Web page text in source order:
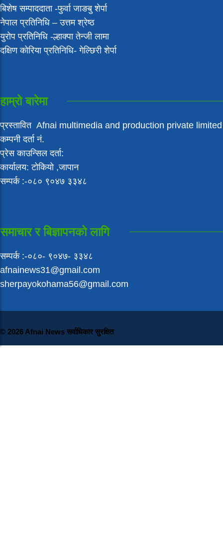
‍बिशेष सम्पाददाता -फुर्वा जा‌ङबु शेर्पा
नेपाल प्रतिनिधि – उत्तम श्रेष्ठ
युरोप प्रतिनिधि -ल्हाक्पा तेन्जी लामा
दक्षिण कोरिया प्रतिनिधि- गेल्छिरी शेर्पा
हाम्रो बारेमा
प्रस्तावित Afnai multimedia and production private limited
कम्पनी दर्ता नं.
प्रेस काउन्सिल दर्ता:
कार्यालय: टोकियो ,जापान
सम्पर्क :-०८० ९०४७ ३३४८
समाचार र बिज्ञापनको लागि
सम्पर्क :-०८०- ९०४७- ३३४८
afnainews31@gmail.com
sherpayokohama56@gmail.com
© 2026 Afnai News सर्वाधिकार सुरक्षित